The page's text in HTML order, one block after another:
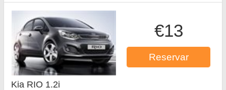
€13
Reservar
Kia RIO 1.2i